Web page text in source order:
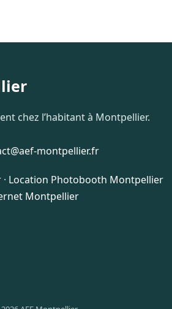
chez l’habitant à Montpellier.
montpellier.fr
· Location Photobooth Montpellier
Montpellier